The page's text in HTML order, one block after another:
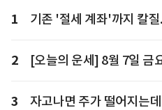
1 기존 '절세 계좌'까지 칼
2 [오늘의 운세] 8월 7일 금
3
자고나면 주가 떨어지는